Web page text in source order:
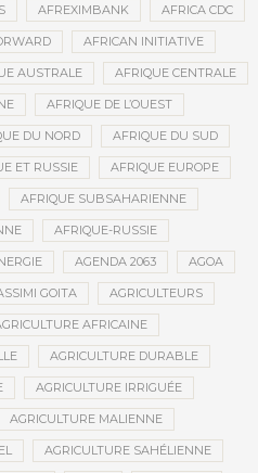
AFREXIMBANK AFRICA CDC
AFRICAN INITIATIVE
AUSTRALE AFRIQUE CENTRALE
AFRIQUE DE L’OUEST
DU NORD AFRIQUE DU SUD
ET RUSSIE AFRIQUE EUROPE
AFRIQUE SUBSAHARIENNE
AFRIQUE-RUSSIE
AGENDA 2063 AGOA
GOITA AGRICULTEURS
AFRICAINE
AGRICULTURE DURABLE
AGRICULTURE IRRIGUÉE
AGRICULTURE MALIENNE
AGRICULTURE SAHÉLIENNE